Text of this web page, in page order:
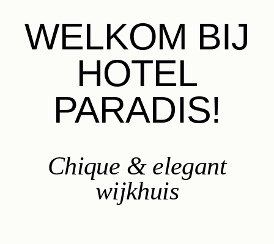
WELKOM BIJ
HOTEL
PARADIS!
Chique & elegant
wijkhuis